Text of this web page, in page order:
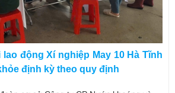
động Xí nghiệp May 10 Hà Tĩnh
định kỳ theo quy định